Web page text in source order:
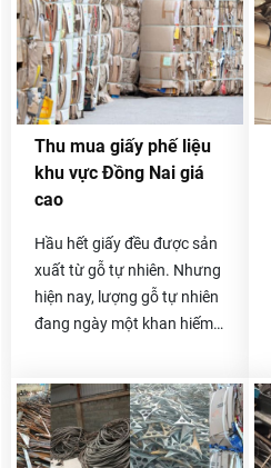
Thu mua giấy phế liệu
khu vực Đồng Nai giá
cao
Hầu hết giấy đều được sản
xuất từ gỗ tự nhiên. Nhưng
hiện nay, lượng gỗ tự nhiên
đang ngày một khan hiếm
những cơ sở thu mua giấy
phế liệu ra đời với mục đích
tái chế, sử dụng giấy cũng